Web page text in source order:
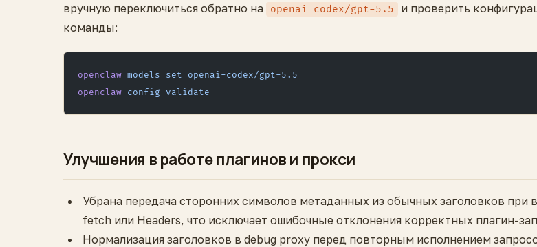
вручную переключиться обратно на
openai-codex/gpt-5.5
и проверить
команды:
openclaw models set openai-codex/gpt-5.5
openclaw config validate
Улучшения в работе плагинов и прокси
Убрана передача сторонних символов метаданных из обычных заголовков при
fetch или Headers, что исключает ошибочные отклонения корректных плагин-
Нормализация заголовков в debug proxy перед повторным исполнением